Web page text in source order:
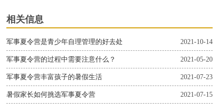
相关信息
2021-10-14
军事夏令营是青少年自理管理的好去处
2021-05-20
军事夏令营的过程中需要注意什么？
2021-07-23
军事夏令营丰富孩子的暑假生活
2021-07-15
暑假家长如何挑选军事夏令营